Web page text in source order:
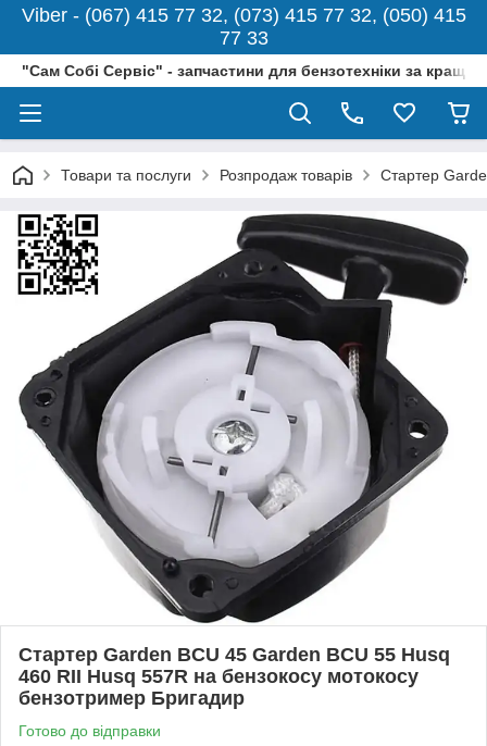
Viber - (067) 415 77 32, (073) 415 77 32, (050) 415
77 33
"Сам Собі Сервіс" - запчастини для бензотехніки за
Товари та послуги Розпродаж товарів Стартер
Стартер Garden BCU 45 Garden BCU 55 Husq
460 RII Husq 557R на бензокосу мотокосу
бензотример Бригадир
Готово до відправки